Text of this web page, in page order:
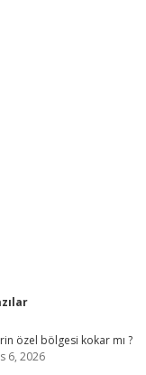
özel bölgesi kokar mı ?
6, 2026